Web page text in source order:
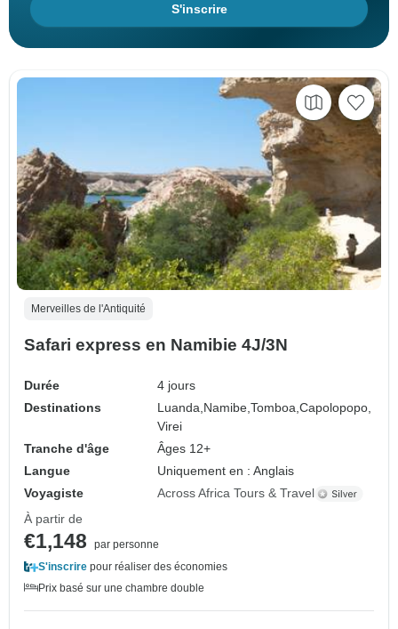
S'inscrire
Merveilles de l'Antiquité
Safari express en Namibie 4J/3N
Durée
4 jours
Destinations
Luanda,Namibe,Tomboa,Capolopopo,
Virei
Tranche d'âge
Âges 12+
Langue
Uniquement en : Anglais
Voyagiste
Across Africa Tours & Travel
À partir de
€1,148
par personne
S'inscrire pour réaliser des économies
Prix basé sur une chambre double